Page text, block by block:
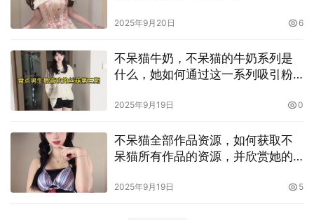
2025年9月20日 6
不呆猫牛奶，不呆猫的牛奶系列是
什么，她如何通过这一系列吸引粉
2025年9月19日 0
不呆猫全部作品资源，如何获取不
呆猫所有作品的资源，并欣赏她的
2025年9月19日 5